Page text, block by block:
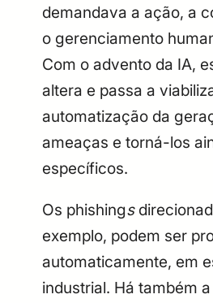
demandava a ação, a
o gerenciamento
Com o advento da IA,
altera e passa a
automatização da
ameaças e torná-los
específicos.
Os phishings
exemplo, podem ser
automaticamente, em
industrial. Há também